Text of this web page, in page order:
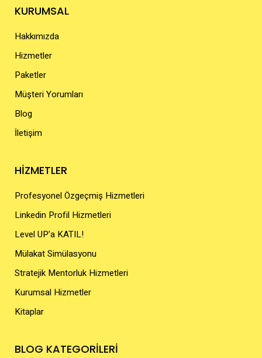
KURUMSAL
Hakkımızda
Hizmetler
Paketler
Müşteri Yorumları
Blog
İletişim
HİZMETLER
Profesyonel Özgeçmiş Hizmetleri
Linkedin Profil Hizmetleri
Level UP’a KATIL!
Mülakat Simülasyonu
Stratejik Mentorluk Hizmetleri
Kurumsal Hizmetler
Kitaplar
BLOG KATEGORİLERİ